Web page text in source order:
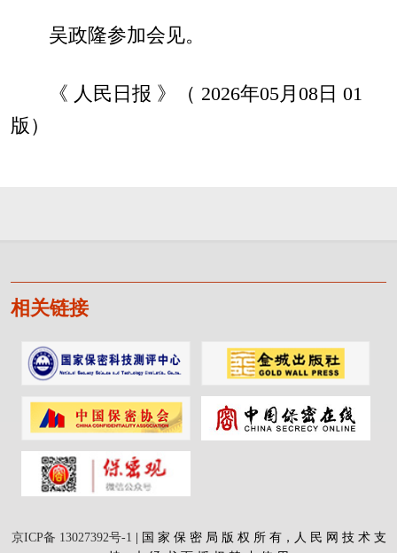
吴政隆参加会见。
《 人民日报 》（ 2026年05月08日 01
版）
相关链接
京ICP备 13027392号-1 | 国 家 保 密 局 版 权 所 有，人 民 网 技 术 支